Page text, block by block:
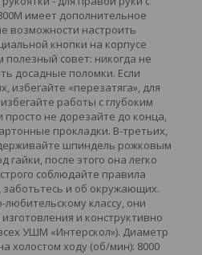
имеет дополнительное
возможности настроить
кнопки на корпусе
совет: никогда не
досадные поломки. Если
избегайте «перезатяга», для
работы с глубоким
не дорезайте до конца,
прокладки. В-третьих,
шпиндель рожковым
после этого она легко
соблюдайте правила
заботьтесь и об окружающих.
классу, они
и конструктивно
УШМ «Интерскол»). Диаметр
холостом ходу (об/мин): 8000